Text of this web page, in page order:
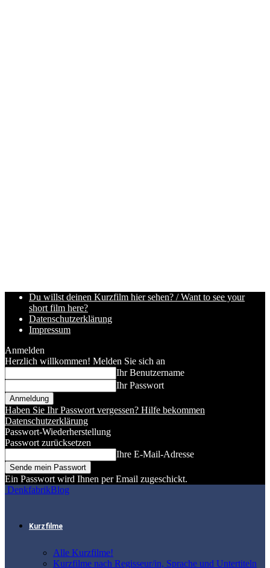
Du willst deinen Kurzfilm hier sehen? / Want to see your
short film here?
Datenschutzerklärung
Impressum
Anmelden
Herzlich willkommen! Melden Sie sich an
Ihr Benutzername
Ihr Passwort
Haben Sie Ihr Passwort vergessen? Hilfe bekommen
Datenschutzerklärung
Passwort-Wiederherstellung
Passwort zurücksetzen
Ihre E-Mail-Adresse
Ein Passwort wird Ihnen per Email zugeschickt.
DenkfabrikBlog
Kurzfilme
Alle Kurzfilme!
Kurzfilme nach Regisseur/in, Sprache und Untertiteln